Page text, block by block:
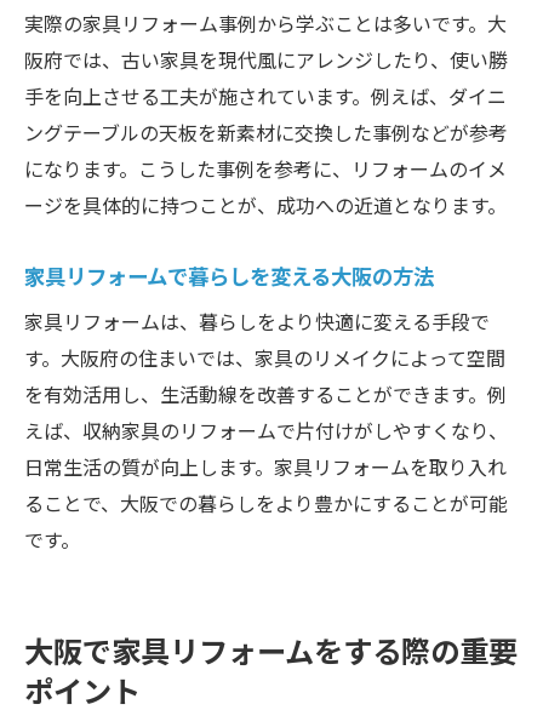
大阪でオーダー家具リフォーム相談の流れ
家具リフォーム大阪府で失敗しない計画術
大阪の家具リフォームデザインポイント
家具リフォーム大阪で納得の仕上がりを得
るコツ
大阪で家具リフォーム事例から学ぶ方法
家具リフォーム大阪府の成功事例と共通点
大阪で家具リフォームを成功させる工夫
家具リフォーム大阪の専門家が教えるコツ
大阪府で家具リフォーム後の満足度を上げ
る方法
家具リフォーム大阪で評判のアイディア集
法
大阪で家具リフォームする際の注意点まと
実際の家具リフォーム事例から学ぶことは多いです。大
阪府では、古い家具を現代風にアレンジしたり、使い勝
手を向上させる工夫が施されています。例えば、ダイニ
ングテーブルの天板を新素材に交換した事例などが参考
になります。こうした事例を参考に、リフォームのイメ
ージを具体的に持つことが、成功への近道となります。
家具リフォームで暮らしを変える大阪の方法
家具リフォームは、暮らしをより快適に変える手段で
す。大阪府の住まいでは、家具のリメイクによって空間
を有効活用し、生活動線を改善することができます。例
えば、収納家具のリフォームで片付けがしやすくなり、
日常生活の質が向上します。家具リフォームを取り入れ
ることで、大阪での暮らしをより豊かにすることが可能
です。
大阪で家具リフォームをする際の重要
ポイント